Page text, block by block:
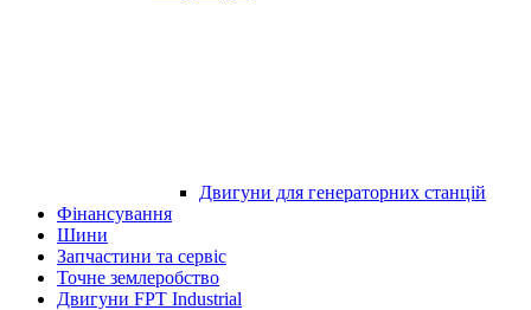
Двигуни для генераторних станцій
Фінансування
Шини
Запчастини та сервіс
Точне землеробство
Двигуни FPT Industrial